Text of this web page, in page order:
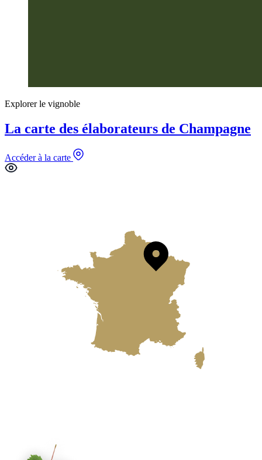
Explorer le vignoble
La carte des élaborateurs de Champagne
Accéder à la carte